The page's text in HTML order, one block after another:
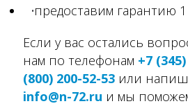
предоставим гарантию 1
Если у вас остались
нам по телефонам +7
(800) 200-52-53 или
info@n-72.ru и мы